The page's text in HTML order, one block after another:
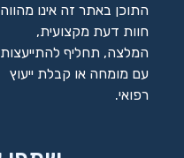
התוכן באתר זה אינו מהווה
חוות דעת מקצועית,
המלצה, תחליף להתייעצות
עם מומחה או קבלת ייעוץ
רפואי.